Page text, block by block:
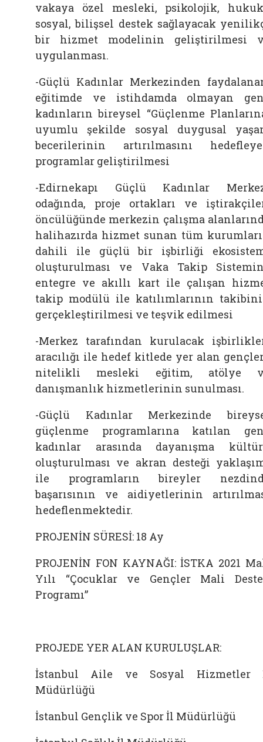
vakaya özel mesleki, psikolojik,
sosyal, bilişsel destek sağlayacak
bir hizmet modelinin geliştirilmesi
uygulanması.
-Güçlü Kadınlar Merkezinden
eğitimde ve istihdamda olmayan
kadınların bireysel “Güçlenme
uyumlu şekilde sosyal duygusal
becerilerinin artırılmasını
programlar geliştirilmesi
-Edirnekapı Güçlü Kadınlar
odağında, proje ortakları ve
öncülüğünde merkezin çalışma
halihazırda hizmet sunan tüm
dahili ile güçlü bir işbirliği
oluşturulması ve Vaka Takip
entegre ve akıllı kart ile çalışan
takip modülü ile katılımlarının
gerçekleştirilmesi ve teşvik edilmesi
-Merkez tarafından kurulacak
aracılığı ile hedef kitlede yer alan
nitelikli mesleki eğitim, atölye
danışmanlık hizmetlerinin sunulması.
-Güçlü Kadınlar Merkezinde
güçlenme programlarına katılan
kadınlar arasında dayanışma
oluşturulması ve akran desteği
ile programların bireyler
başarısının ve aidiyetlerinin
hedeflenmektedir.
PROJENİN SÜRESİ: 18 Ay
PROJENİN FON KAYNAĞI: İSTKA 2021
Yılı “Çocuklar ve Gençler Mali
Programı”
PROJEDE YER ALAN KURULUŞLAR:
İstanbul Aile ve Sosyal Hizmetler
Müdürlüğü
İstanbul Gençlik ve Spor İl Müdürlüğü